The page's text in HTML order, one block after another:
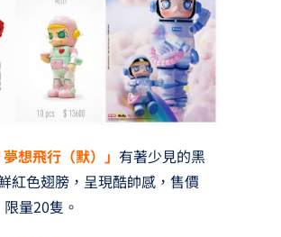
夢想飛行（默）」 有著少見的黑
紅色翅膀，呈現酷帥感，售價
量20隻。